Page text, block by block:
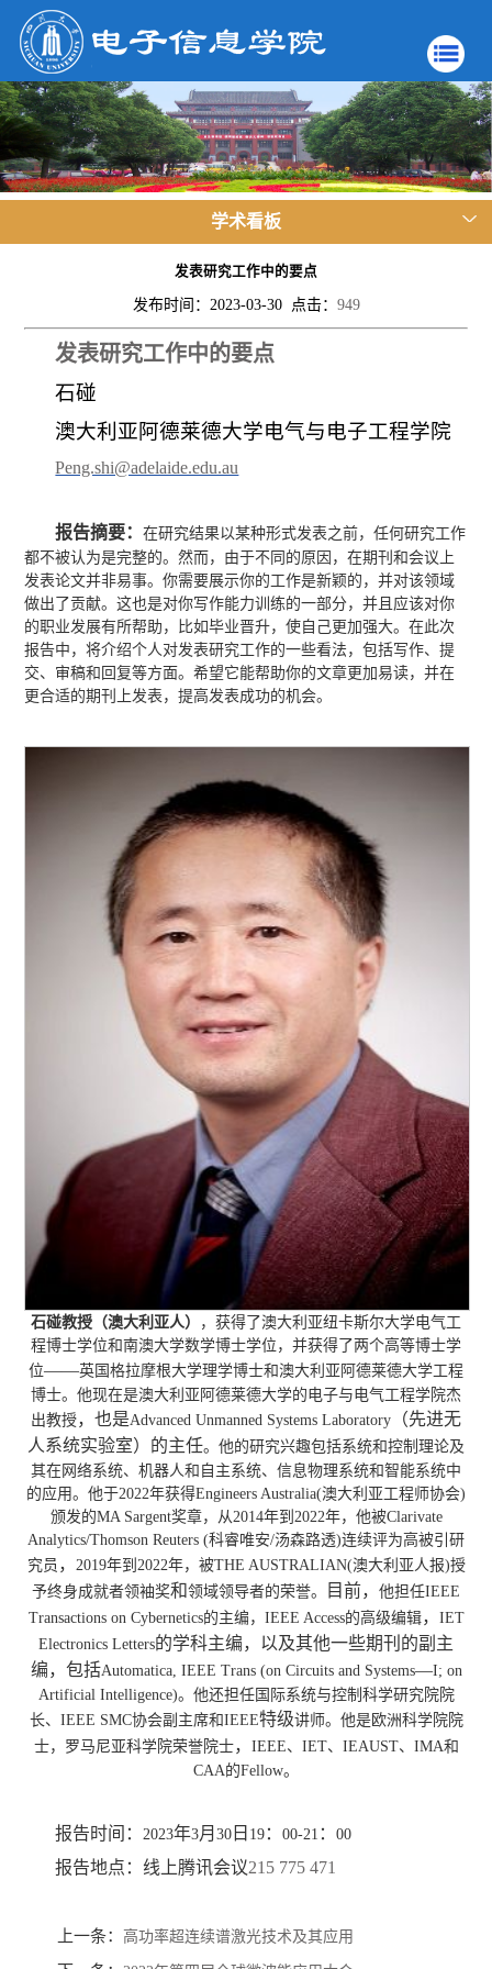
学术看板
发表研究工作中的要点
发布时间：2023-03-30 点击： 949
发表研究工作中的要点
石碰
澳大利亚阿德莱德大学电气与电子工程学院
Peng.shi@adelaide.edu.au
报告摘要：在研究结果以某种形式发表之前，任何研究工作
都不被认为是完整的。然而，由于不同的原因，在期刊和会议上
发表论文并非易事。你需要展示你的工作是新颖的，并对该领域
做出了贡献。这也是对你写作能力训练的一部分，并且应该对你
的职业发展有所帮助，比如毕业晋升，使自己更加强大。在此次
报告中，将介绍个人对发表研究工作的一些看法，包括写作、提
交、审稿和回复等方面。希望它能帮助你的文章更加易读，并在
更合适的期刊上发表，提高发表成功的机会。
石碰教授（澳大利亚人）
，获得了澳大利亚纽卡斯尔大学电气工
程博士学位和南澳大学数学博士学位，并获得了两个高等博士学
位——英国格拉摩根大学理学博士和澳大利亚阿德莱德大学工程
博士。他现在是澳大利亚阿德莱德大学的电子与电气工程学院杰
出教授，也是Advanced Unmanned Systems Laboratory （先进无
人系统实验室）的主任。他的研究兴趣包括系统和控制理论及
其在网络系统、机器人和自主系统、信息物理系统和智能系统中
的应用。他于2022年获得Engineers Australia(澳大利亚工程师协会)
颁发的MA Sargent奖章，从 2014年到 2022年，他被Clarivate
Analytics/Thomson Reuters (科睿唯安/汤森路透)连续评为高被引研
究员 ， 2019年到 2022年，被THE AUSTRALIAN(澳大利亚人报)授
予终身成就者领袖奖和领域领导者的荣誉。 目前， 他担任IEEE
Transactions on Cybernetics的主编， IEEE Access的高级编辑， IET
Electronics Letters的学科主编，以及其他一些期刊的副主
编，包括Automatica, IEEE Trans (on Circuits and Systems—I; on
Artificial Intelligence)。他还担任国际系统与控制科学研究院院
长、 IEEE SMC协会副主席和IEEE特级讲师。他是欧洲科学院院
士，罗马尼亚科学院荣誉院士， IEEE、 IET、 IEAUST、 IMA和
CAA的Fellow。
报告时间： 2023年3月30 日 19 ：00-21 ：00
报告地点：线上腾讯会议215 775 471
上一条：高功率超连续谱激光技术及其应用